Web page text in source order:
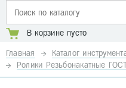
В корзине пусто
Главная Каталог
Ролики Резьбонакатные